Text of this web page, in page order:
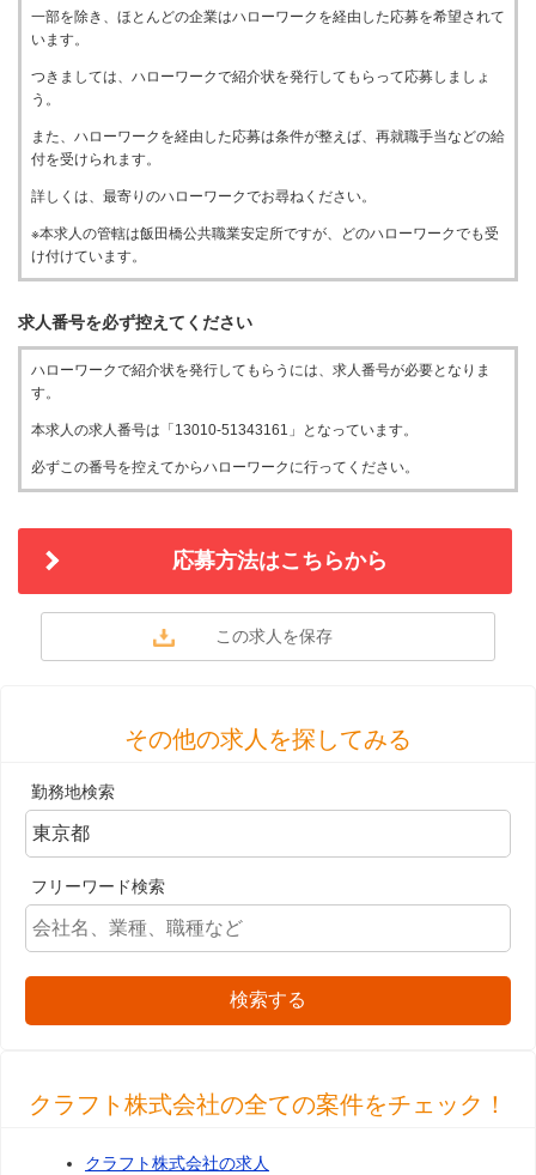
一部を除き、ほとんどの企業はハローワークを経由した応募を希望されて
います。
つきましては、ハローワークで紹介状を発行してもらって応募しましょ
う。
また、ハローワークを経由した応募は条件が整えば、再就職手当などの給
付を受けられます。
詳しくは、最寄りのハローワークでお尋ねください。
※本求人の管轄は飯田橋公共職業安定所ですが、どのハローワークでも受
け付けています。
求人番号を必ず控えてください
ハローワークで紹介状を発行してもらうには、求人番号が必要となりま
す。
本求人の求人番号は「13010-51343161」となっています。
必ずこの番号を控えてからハローワークに行ってください。
応募方法はこちらから
その他の求人を探してみる
勤務地検索
フリーワード検索
検索する
クラフト株式会社の全ての案件をチェック！
クラフト株式会社の求人